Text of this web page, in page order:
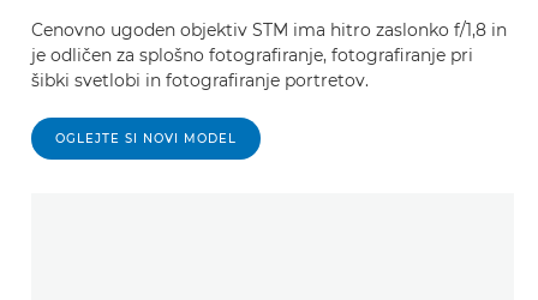
Cenovno ugoden objektiv STM ima hitro zaslonko f/1,8 in
je odličen za splošno fotografiranje, fotografiranje pri
šibki svetlobi in fotografiranje portretov.
OGLEJTE SI NOVI MODEL